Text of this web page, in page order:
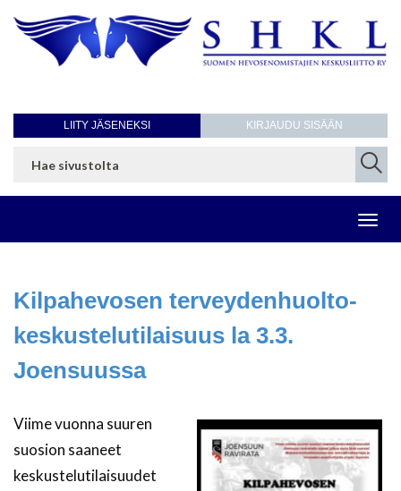
KIRJAUDU SISÄÄN
LIITY JÄSENEKSI
Kilpahevosen terveydenhuolto-
keskustelutilaisuus la 3.3.
Joensuussa
Viime vuonna suuren
suosion saaneet
keskustelutilaisuudet